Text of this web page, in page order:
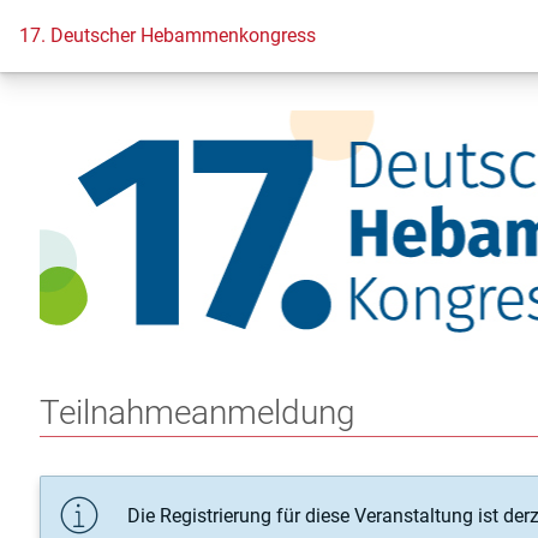
17. Deutscher Hebammenkongress
Teilnahmeanmeldung
Die Registrierung für diese Veranstaltung ist